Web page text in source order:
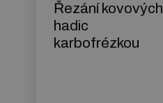
Řezání kovových
hadic
karbofrézkou